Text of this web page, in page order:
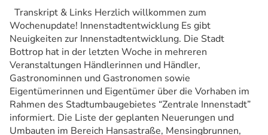
Transkript & Links Herzlich willkommen zum
Wochenupdate! Innenstadtentwicklung Es gibt
Neuigkeiten zur Innenstadtentwicklung. Die Stadt
Bottrop hat in der letzten Woche in mehreren
Veranstaltungen Händlerinnen und Händler,
Gastronominnen und Gastronomen sowie
Eigentümerinnen und Eigentümer über die Vorhaben im
Rahmen des Stadtumbaugebietes “Zentrale Innenstadt”
informiert. Die Liste der geplanten Neuerungen und
Umbauten im Bereich Hansastraße, Mensingbrunnen,